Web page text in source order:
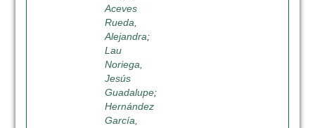
Aceves
Rueda,
Alejandra;
Lau
Noriega,
Jesús
Guadalupe;
Hernández
García,